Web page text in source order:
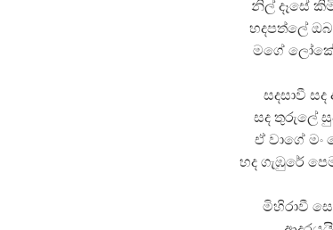
නිල් දෑසේ
හදපත්ලේ
මගේ
සදසාවී සද
සද තුරුලේ
ඒ වාගේ
හද ගැඹුරේ
මිහිරාවී